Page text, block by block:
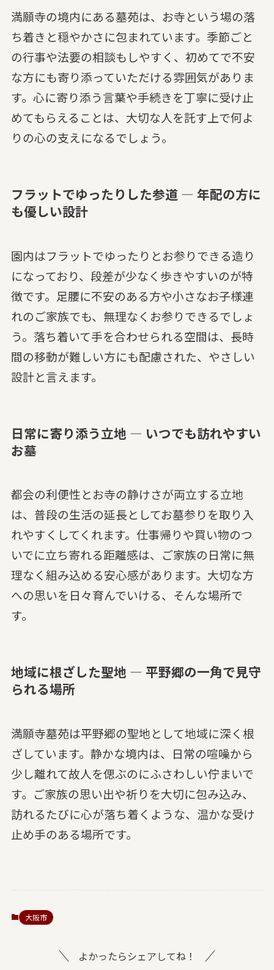
満願寺の境内にある墓苑は、お寺という場の落
ち着きと穏やかさに包まれています。季節ごと
の行事や法要の相談もしやすく、初めてで不安
な方にも寄り添っていただける雰囲気がありま
す。心に寄り添う言葉や手続きを丁寧に受け止
めてもらえることは、大切な人を託す上で何よ
りの心の支えになるでしょう。
フラットでゆったりした参道 — 年配の方に
も優しい設計
園内はフラットでゆったりとお参りできる造り
になっており、段差が少なく歩きやすいのが特
徴です。足腰に不安のある方や小さなお子様連
れのご家族でも、無理なくお参りできるでしょ
う。落ち着いて手を合わせられる空間は、長時
間の移動が難しい方にも配慮された、やさしい
設計と言えます。
日常に寄り添う立地 — いつでも訪れやすい
お墓
都会の利便性とお寺の静けさが両立する立地
は、普段の生活の延長としてお墓参りを取り入
れやすくしてくれます。仕事帰りや買い物のつ
いでに立ち寄れる距離感は、ご家族の日常に無
理なく組み込める安心感があります。大切な方
への思いを日々育んでいける、そんな場所で
す。
地域に根ざした聖地 — 平野郷の一角で見守
られる場所
満願寺墓苑は平野郷の聖地として地域に深く根
ざしています。静かな境内は、日常の喧噪から
少し離れて故人を偲ぶのにふさわしい佇まいで
す。ご家族の思い出や祈りを大切に包み込み、
訪れるたびに心が落ち着くような、温かな受け
止め手のある場所です。
大阪市
よかったらシェアしてね！